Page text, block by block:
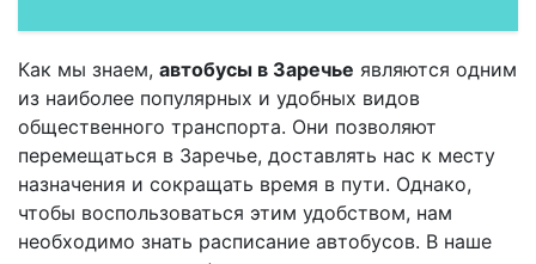
Как мы знаем, автобусы в Заречье являются одним
из наиболее популярных и удобных видов
общественного транспорта. Они позволяют
перемещаться в Заречье, доставлять нас к месту
назначения и сокращать время в пути. Однако,
чтобы воспользоваться этим удобством, нам
необходимо знать расписание автобусов. В наше